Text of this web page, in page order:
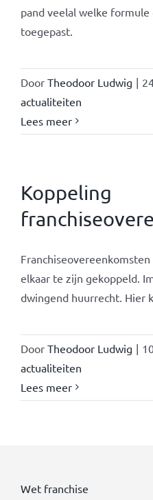
pand veelal welke formule
toegepast.
Door Theodoor Ludwig |
actualiteiten
Lees meer
Koppeling
elkaar te zijn gekoppeld.
dwingend huurrecht. Hier
Door Theodoor Ludwig |
actualiteiten
Lees meer
Wet franchise